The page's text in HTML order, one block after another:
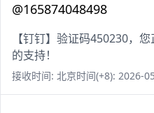
@165874048498
【钉钉】验证码450230，
的支持！
接收时间: 北京时间(+8): 2026-